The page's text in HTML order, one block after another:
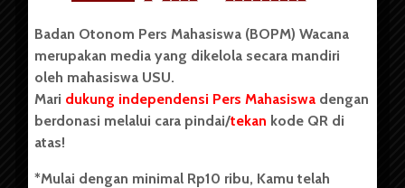
Badan Otonom Pers Mahasiswa (BOPM) Wacana merupakan
pers mahasiswa yang berdiri di luar kampus dan dikelola
secara mandiri oleh mahasiswa Universitas Sumatera Utara
(USU). Sebelumnya BOPM Wacana merupakan salah satu
Unit Kegiatan Mahasiswa (UKM) di Universitas Sumatera
berdiri pada 1 Juli 1995.
Badan Otonom Pers Mahasiswa (BOPM) Wacana
merupakan media yang dikelola secara mandiri
oleh mahasiswa USU.
Mari dukung independensi Pers Mahasiswa dengan
berdonasi melalui cara pindai/tekan kode QR di
atas!
*Mulai dengan minimal Rp10 ribu, Kamu telah